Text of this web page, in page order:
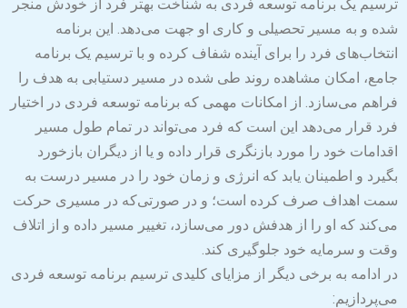
ترسیم یک برنامه توسعه فردی به شناخت بهتر فرد از خودش منجر
شده و به مسیر تحصیلی و کاری او جهت می‌دهد. این برنامه
انتخاب‌های فرد را برای آینده شفاف کرده و با ترسیم یک برنامه
جامع، امکان مشاهده روند طی شده در مسیر دستیابی به هدف را
فراهم می‌سازد. از امکانات مهمی که برنامه توسعه فردی در اختیار
فرد قرار می‌‌دهد این است که فرد می‌تواند در تمام طول مسیر
اقدامات خود را مورد بازنگری قرار داده و یا از دیگران بازخورد
بگیرد و اطمینان ‌یابد که انرژی و زمان خود را در مسیر درست به
سمت اهداف صرف کرده است؛ و در صورتی‌که در مسیری حرکت
می‌کند که او را از هدفش دور می‌سازد، تغییر مسیر داده و از اتلاف
وقت و سرمایه خود جلوگیری کند.
در ادامه به برخی دیگر از مزایای کلیدی ترسیم برنامه توسعه فردی
می‌پردازیم: